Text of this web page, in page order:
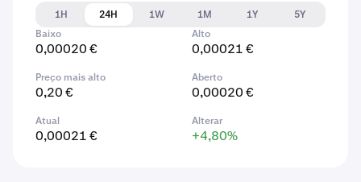
1H
24H 1W 1M 1Y
5Y
Baixo
0,00020 €
Alto
0,00021 €
Preço mais alto
0,20 €
Aberto
0,00020 €
Atual
0,00021 €
Alterar
+4,80%